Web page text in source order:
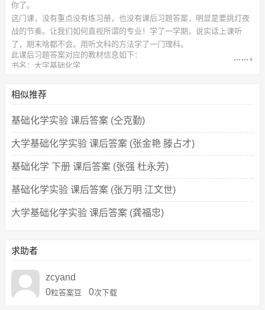
你了。
这门课，没有重点没有练习册，也没有课后习题答案，明显是要挑灯夜
战的节奏。让我们如何直视所谓的专业！学了一学期，说实话上课听
了，期末啥都不会。用听文科的方法学了一门理科。
此课后习题答案对应的教材信息如下：
书名：大学基础化学
出版社：化学工业出版社
相似推荐
基础化学实验 课后答案 (仝克勤)
大学基础化学实验 课后答案 (张金艳 滕占才)
基础化学 下册 课后答案 (张强 杜永芳)
基础化学实验 课后答案 (张万明 江文世)
大学基础化学实验 课后答案 (龚福忠)
求助者
zcyand
0粒答案豆 0次下载